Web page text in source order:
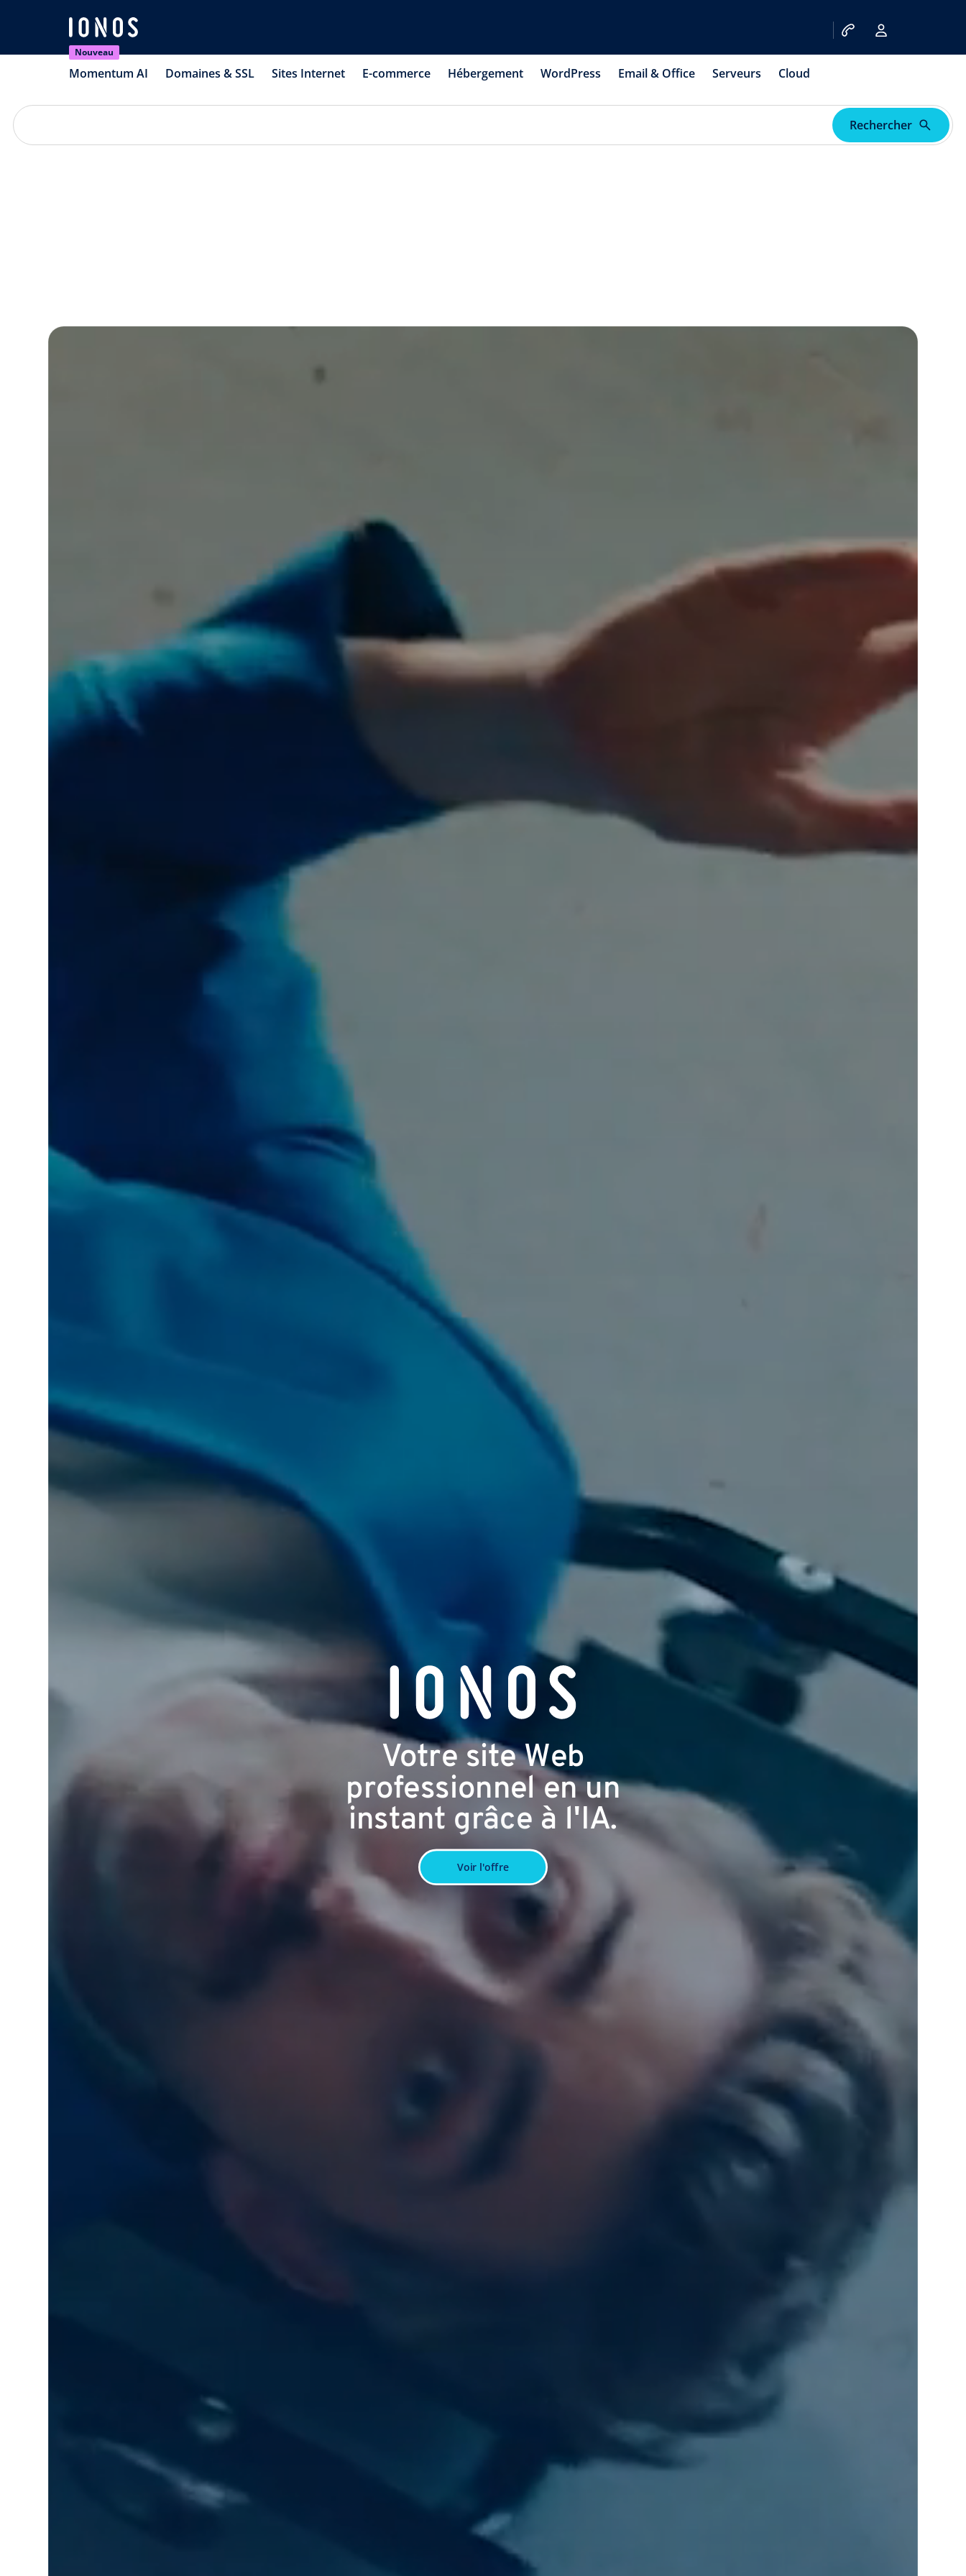
Nouveau
Momentum AI Domaines & SSL Sites Internet E-commerce Hébergement WordPress Email & Office Serveurs Cloud
Rechercher
Votre site Web
professionnel en un
instant grâce à l'IA.
Voir l'offre